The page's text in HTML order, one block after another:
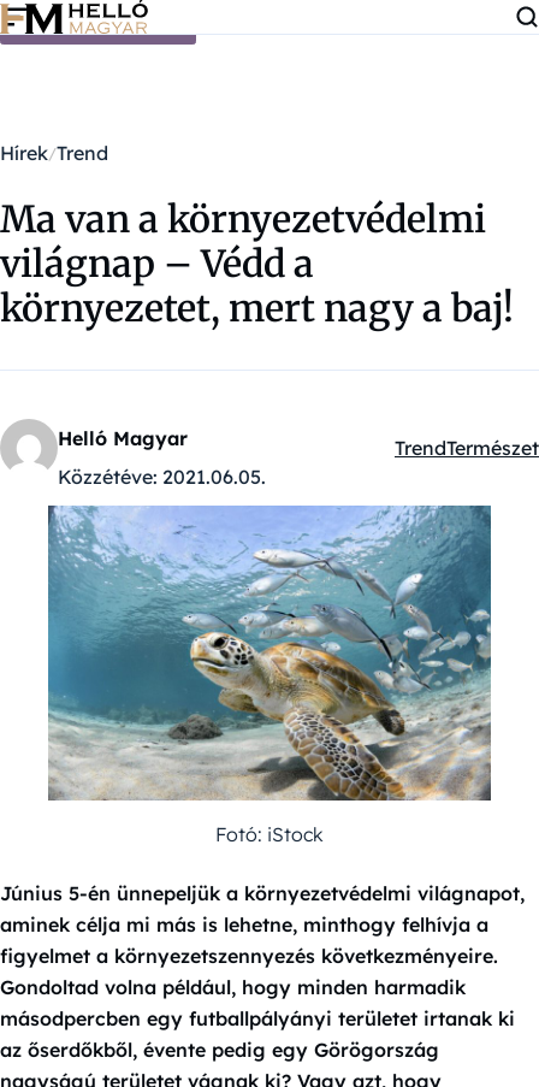
Ugrás a tartalomra
Hírek Trend
Ma van a környezetvédelmi
világnap – Védd a
környezetet, mert nagy a baj!
Helló Magyar
Közzétéve: 2021.06.05.
Kategóriák:
TrendTermészet
Fotó: iStock
Június 5-én ünnepeljük a környezetvédelmi világnapot,
aminek célja mi más is lehetne, minthogy felhívja a
figyelmet a környezetszennyezés következményeire.
Gondoltad volna például, hogy minden harmadik
másodpercben egy futballpályányi területet irtanak ki
az őserdőkből, évente pedig egy Görögország
nagyságú területet vágnak ki? Vagy azt, hogy